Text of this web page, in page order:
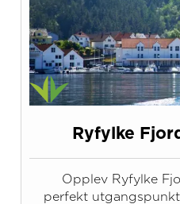
Ryfylke
Opplev Ryfylke
perfekt